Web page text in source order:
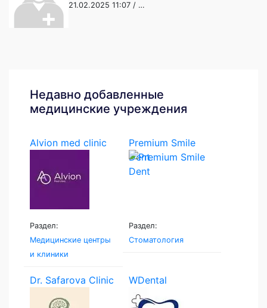
21.02.2025 11:07 / …
Недавно добавленные
медицинские учреждения
Alvion med clinic
Раздел:
Медицинские центры
и клиники
Premium Smile
Dent
Раздел:
Стоматология
Dr. Safarova Clinic WDental